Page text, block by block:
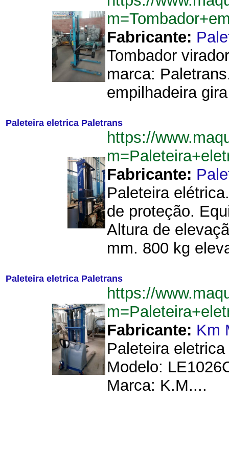
Fabricante:
Tombador
marca:
empilhadeira
Paleteira eletrica Paletrans
https://
Fabricante:
Paleteira
de proteção.
Altura de
mm. 800 kg
Paleteira eletrica Paletrans
https://
Fabricante: Km
Paleteira
Modelo:
Marca: K.M....